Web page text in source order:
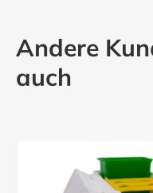
Andere
auch